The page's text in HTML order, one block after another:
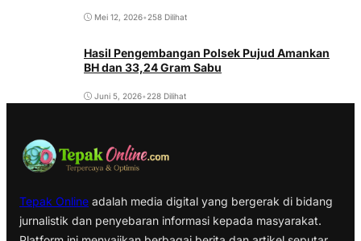
Mei 12, 2026• 258 Dilihat
Hasil Pengembangan Polsek Pujud Amankan
BH dan 33,24 Gram Sabu
Juni 5, 2026• 228 Dilihat
Tepak Online adalah media digital yang bergerak di bidang
jurnalistik dan penyebaran informasi kepada masyarakat.